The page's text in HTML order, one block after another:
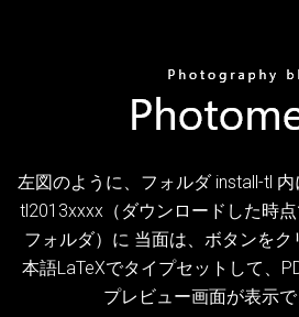
左図のように、フォルダ install-tl
tl2013xxxx（ダウンロードした時
フォルダ）に 当面は、ボタンを
本語LaTeXでタイプセットして、
プレビュー画面が表示